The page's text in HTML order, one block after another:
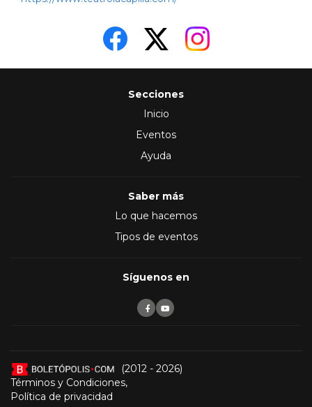
Secciones
Inicio
Eventos
Ayuda
Saber más
Lo que hacemos
Tipos de eventos
Síguenos en
(2012 - 2026)
Términos y Condiciones,
Política de privacidad